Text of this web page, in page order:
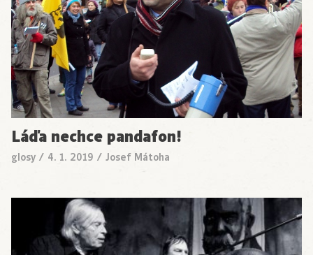
Láďa nechce pandafon!
glosy / 4. 1. 2019 / Josef Mátoha